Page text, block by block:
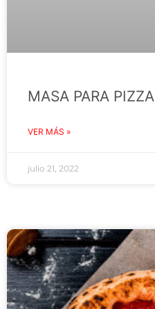
MASA PARA PIZZA
VER MÁS »
julio 21, 2022